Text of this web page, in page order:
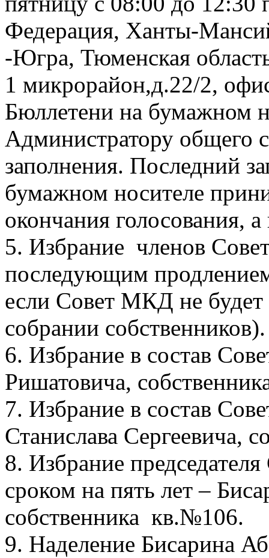
Федерация, Ханты-
-Югра, Тюменская
1 микрорайон,д.22/2,
Бюллетени на бумажном
Администратору общего
заполнения. Последний
бумажном носителе
окончания голосования,
5. Избрание членов
последующим
если Совет МКД не
собрании
6. Избрание в состав
Ришатовича,
7. Избрание в состав
Станислава Сергеевича,
8. Избрание
сроком на пять лет –
собственника кв.№106.
9. Наделение Бисарина